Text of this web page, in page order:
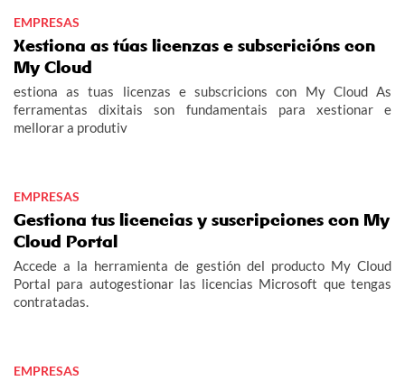
EMPRESAS
Xestiona as túas licenzas e subscricións con
My Cloud
estiona as tuas licenzas e subscricions con My Cloud As
ferramentas dixitais son fundamentais para xestionar e
mellorar a produtiv
EMPRESAS
Gestiona tus licencias y suscripciones con My
Cloud Portal
Accede a la herramienta de gestión del producto My Cloud
Portal para autogestionar las licencias Microsoft que tengas
contratadas.
EMPRESAS